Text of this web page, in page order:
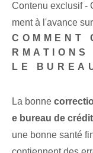
Contenu exclusif -
ment à l'avance
COMMENT
LE
La bonne
e bureau de crédit
une bonne santé